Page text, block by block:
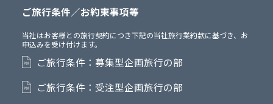
ご旅行条件／お約束事項等
当社はお客様との旅行契約につき下記の当社旅行業約款に基づき、お
申込みを受け付けます。
ご旅行条件：募集型企画旅行の部
ご旅行条件：受注型企画旅行の部